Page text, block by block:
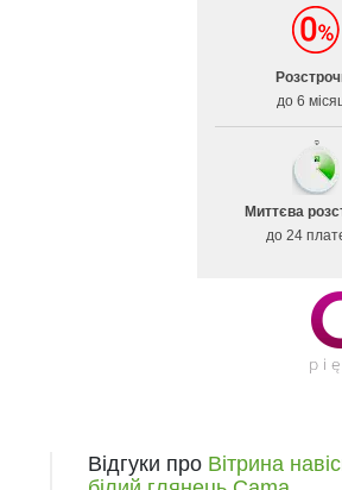
до 6
Миттєва
до 24
Відгуки про Вітрина